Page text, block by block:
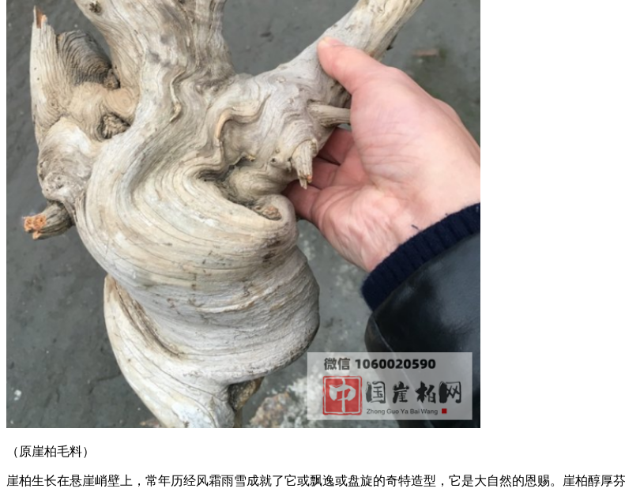
（原崖柏毛料）
崖柏生长在悬崖峭壁上，常年历经风霜雨雪成就了它或飘逸或盘旋的奇特造型，它是大自然的恩赐。​崖柏醇厚